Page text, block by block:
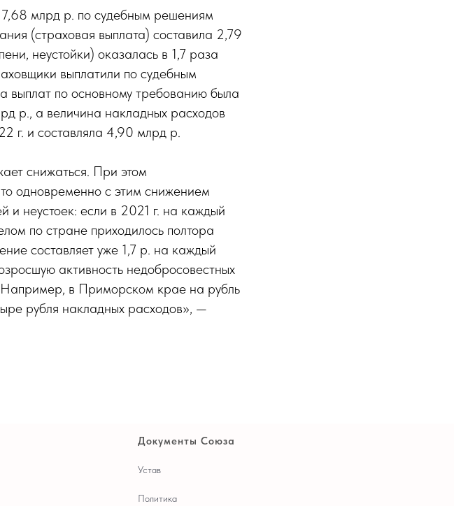
7,68 млрд р. по судебным решениям
(страховая выплата) составила 2,79
неустойки) оказалась в 1,7 раза
выплатили по судебным
по основному требованию была
р., а величина накладных расходов
г. и составляла 4,90 млрд р.
снижаться. При этом
одновременно с этим снижением
и неустоек: если в 2021 г. на каждый
по стране приходилось полтора
составляет уже 1,7 р. на каждый
активность недобросовестных
Например, в Приморском крае на рубль
рубля накладных расходов», —
Документы Союза
Устав
Политика